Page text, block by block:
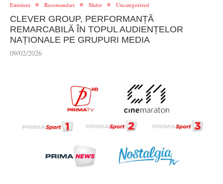
Emisiuni Recomandari Slider Uncategorized
CLEVER GROUP, PERFORMANȚĂ
REMARCABILĂ ÎN TOPUL AUDIENȚELOR
NAȚIONALE PE GRUPURI MEDIA
09/02/2026